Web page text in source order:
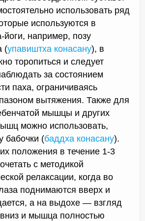
использовать ряд
используются в
йоги, например, позу
(упавиштха конасану), в
торопиться и следует
за состоянием
паха, ограничиваясь
вытяжения. Также для
мышцы и других
можно использовать,
бабочки (баддха конасану).
положения в течение 1-3
с методикой
релаксации, когда во
поднимаются вверх и
а на выдохе — взгляд
и мышца полностью